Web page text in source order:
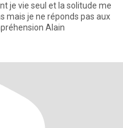
je vie seul et la solitude me
mais je ne réponds pas aux
profil sans photo merci de votre compréhension Alain